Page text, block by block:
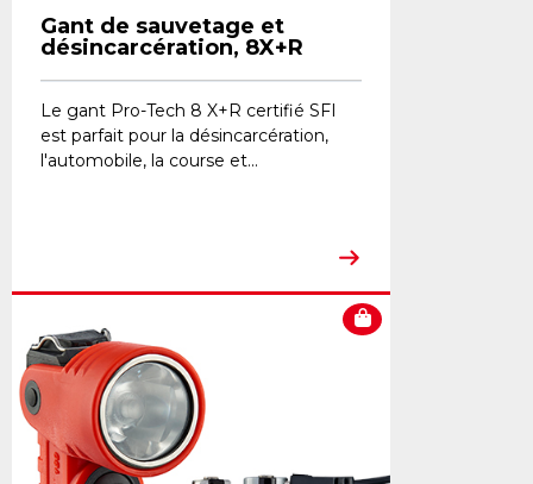
Gant de sauvetage et
désincarcération, 8X+R
Le gant Pro-Tech 8 X+R certifié SFI
est parfait pour la désincarcération,
l'automobile, la course et...